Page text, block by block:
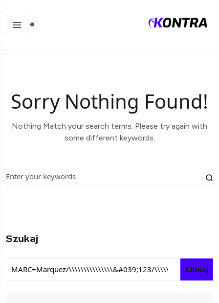
Sorry Nothing Found!
Nothing Match your search terms. Please try again with
some different keywords.
Szukaj
Szukaj